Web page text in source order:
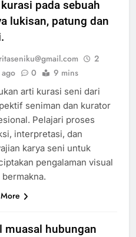
pada sebuah
lukisan, patung dan
2
0 9 mins
arti kurasi seni dari
seniman dan kurator
Pelajari proses
interpretasi, dan
karya seni untuk
pengalaman visual
bermakna.
muasal hubungan